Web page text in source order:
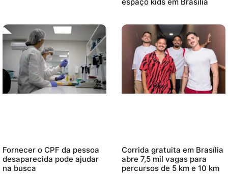
Fornecer o CPF da pessoa
desaparecida pode ajudar
na busca
Corrida gratuita em Brasília
abre 7,5 mil vagas para
percursos de 5 km e 10 km